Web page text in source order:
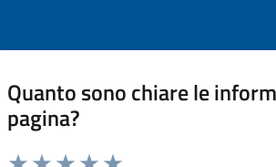
Quanto sono chiare le
pagina?
Valuta da 1 a 5 stelle la pagina